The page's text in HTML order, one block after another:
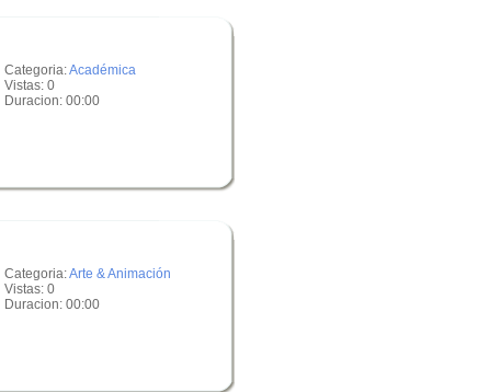
Categoria:Académica
Vistas: 0
Duracion: 00:00
Categoria:Arte & Animación
Vistas: 0
Duracion: 00:00